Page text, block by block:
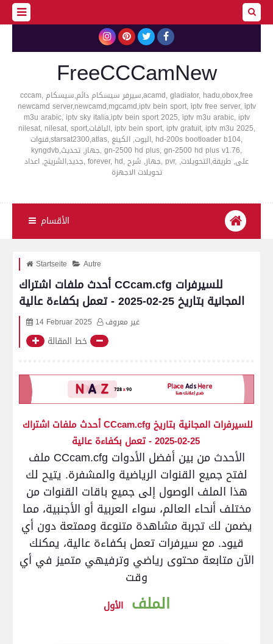
FreeCCCamNew
cccam, سيرفر سيسكام دائم,سيسكام,acamd, gladiator, hadu,obox,free
newcamd server,newcamd,mgcamd,iptv bein sport, iptv free server, iptv
m3u arabic, iptv sky italia,iptv bein sport 2025, iptv m3u arabic, iptv
nilesat, nilesat, sport,الباقات, iptv bein sport, iptv gratuit, iptv m3u 2025,
قنوات,starsat2300,atlas, البوت, الكينغ, hd-200s bootloader b104,
kyngdvb,جهاز, تحديث, gn-2500 hd plus, gn-2500 hd plus v1.76,
جديد,الشرينج, اعداد, forever, hd, جهاز, شرح, pvr, على, طريقة,التحويلات,
تحويلات الاجهزة
الأقسام
Startseite Autre
أحدث ملفات اشتراك CCcam.cfg للسيرفرات
المجانية بتاريخ 25-02-2025 - تعمل بكفاءة عالية
14 Februar 2025 غير معروف
خط المقالة
أحدث ملفات اشتراك CCcam.cfg للسيرفرات المجانية بتاريخ
25-02-2025 - تعمل بكفاءة عالية
ملف CCcam.cfg الأحدث من بين أفضل الأدوات
لفتح جميع القنوات الرياضية والمشفرة. يتيح لك
هذا الملف الوصول إلى جميع باقات القنوات من
مختلف أنحاء العالم، سواء العربية أو الأجنبية، مما
يضمن لك تجربة مشاهدة متنوعة وممتعة دون أي
قيود. مع سيرفرات تعمل بكفاءة عالية، يمكنك
الآن متابعة محتوى رياضي وترفيهي متميز في أي
وقت
الملف الأول